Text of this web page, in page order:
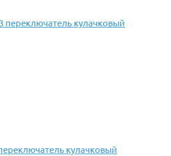
переключатель кулачковый
кулачковый